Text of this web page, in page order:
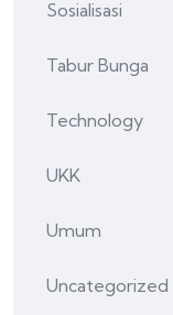
Sosialisasi
Tabur Bunga
Technology
UKK
Umum
Uncategorized